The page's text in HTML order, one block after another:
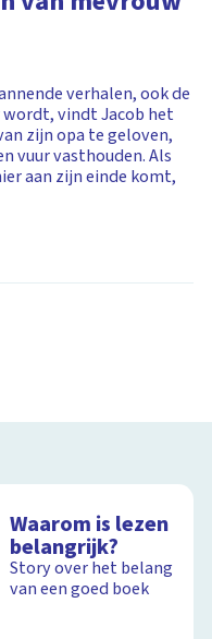
verhalen, ook de
wordt, vindt Jacob het
zijn opa te geloven,
vuur vasthouden. Als
aan zijn einde komt,
Waarom is lezen
belangrijk?
Story over het belang
van een goed boek